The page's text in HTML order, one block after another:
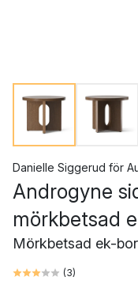
Danielle Siggerud för
Androgyne
mörkbetsad
Mörkbetsad ek-
(3)